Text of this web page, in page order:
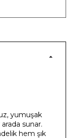
yumuşak
sunar.
hem şık